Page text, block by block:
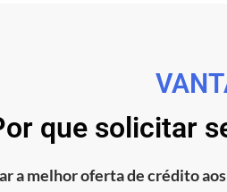
que solicitar
a melhor oferta de crédito